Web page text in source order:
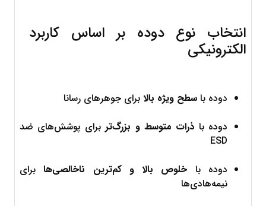
الکترونیکی
دوده با سطح ویژه بالا برای جوهرهای رسانا
دوده با ذرات متوسط و بزرگ‌تر
ESD
دوده با خلوص بالا و کم‌ترین ناخالصی‌ها
نیمه‌هادی‌ها